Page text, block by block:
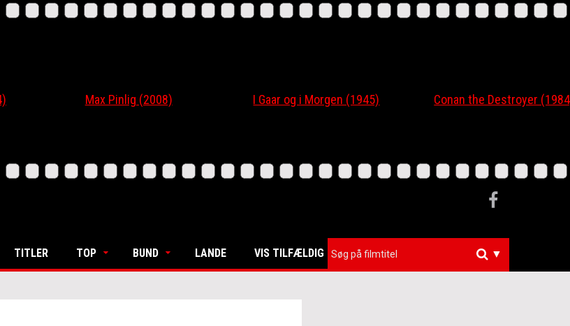
Max Pinlig (2008) I Gaar og i Morgen (1945) Conan the Destroyer (1984)
TITLER TOP BUND LANDE VIS TILFÆLDIG ▼